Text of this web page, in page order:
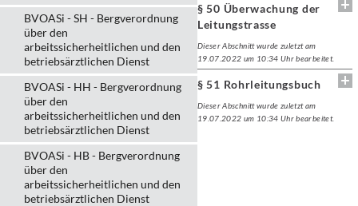
BVOASi - SH - Bergverordnung
über den
arbeitssicherheitlichen und den
betriebsärztlichen Dienst
BVOASi - HH - Bergverordnung
über den
arbeitssicherheitlichen und den
betriebsärztlichen Dienst
BVOASi - HB - Bergverordnung
über den
arbeitssicherheitlichen und den
betriebsärztlichen Dienst
§ 50 Überwachung der
Leitungstrasse
Dieser Abschnitt wurde zuletzt am
19.07.2022 um 10:34 Uhr bearbeitet.
§ 51 Rohrleitungsbuch
Dieser Abschnitt wurde zuletzt am
19.07.2022 um 10:34 Uhr bearbeitet.